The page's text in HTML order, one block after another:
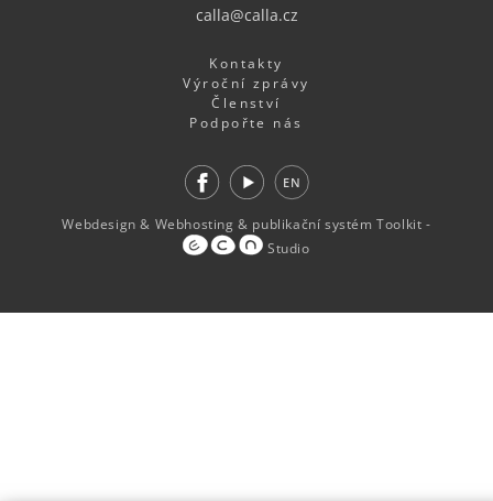
calla@calla.cz
Kontakty
Výroční zprávy
Členství
Podpořte nás
FacebookYoutube EN
Webdesign & Webhosting & publikační systém Toolkit -
Studio